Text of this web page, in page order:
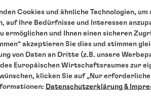
bis zu 25% Ermäßigung auf die
mit der nachfolgenden Reise
(gilt für den PLATIN-Tarif in
Cookies und ähnliche Technologien,
auf Ihre Bedürfnisse und Interessen
ermöglichen und Ihnen einen sicheren
akzeptieren Sie dies und stimmen
von Daten an Dritte (z.B. unsere
Europäischen Wirtschaftsraumes zur
klicken Sie auf „Nur
Datenschutzerklärung &